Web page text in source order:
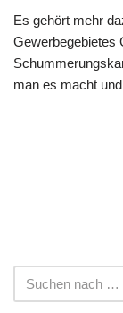
Es gehört mehr
Gewerbegebietes
man es macht